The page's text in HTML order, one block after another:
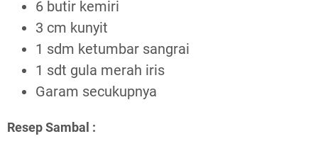
6 butir kemiri
3 cm kunyit
1 sdm ketumbar sangrai
1 sdt gula merah iris
Garam secukupnya
Resep Sambal :